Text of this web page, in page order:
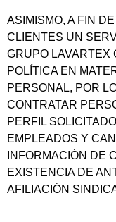
ASIMISMO, A FIN
CLIENTES UN
GRUPO LAVARTEX
POLÍTICA EN
PERSONAL, POR
CONTRATAR
PERFIL
EMPLEADOS Y
INFORMACIÓN DE
EXISTENCIA DE
AFILIACIÓN